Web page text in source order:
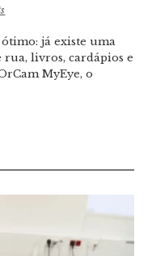
já existe uma
rua, livros, cardápios e
MyEye, o